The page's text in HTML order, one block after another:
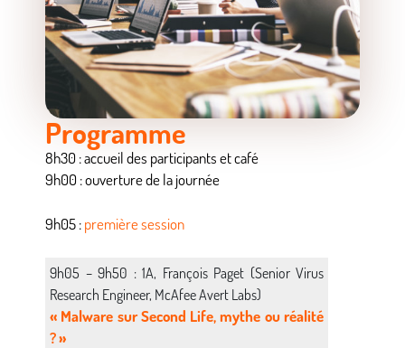
Programme
8h30 : accueil des participants et café
9h00 : ouverture de la journée
9h05 :première session
9h05 – 9h50 : 1A, François Paget (Senior Virus
Research Engineer, McAfee Avert Labs)
« Malware sur Second Life, mythe ou réalité
? »